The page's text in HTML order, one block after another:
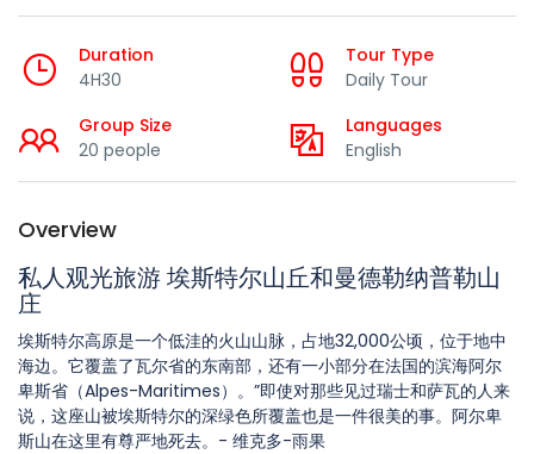
Duration
4H30
Tour Type
Daily Tour
Group Size
20 people
Languages
English
Overview
私人观光旅游 埃斯特尔山丘和曼德勒纳普勒山
庄
埃斯特尔高原是一个低洼的火山山脉，占地32,000公顷，位于地中
海边。它覆盖了瓦尔省的东南部，还有一小部分在法国的滨海阿尔
卑斯省（Alpes-Maritimes）。”即使对那些见过瑞士和萨瓦的人来
说，这座山被埃斯特尔的深绿色所覆盖也是一件很美的事。阿尔卑
斯山在这里有尊严地死去。- 维克多-雨果